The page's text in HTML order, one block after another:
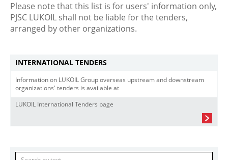
Please note that this list is for users' information only,
PJSC LUKOIL shall not be liable for the tenders,
arranged by other organizations.
INTERNATIONAL TENDERS
Information on LUKOIL Group overseas upstream and downstream
organizations' tenders is available at
LUKOIL International Tenders page